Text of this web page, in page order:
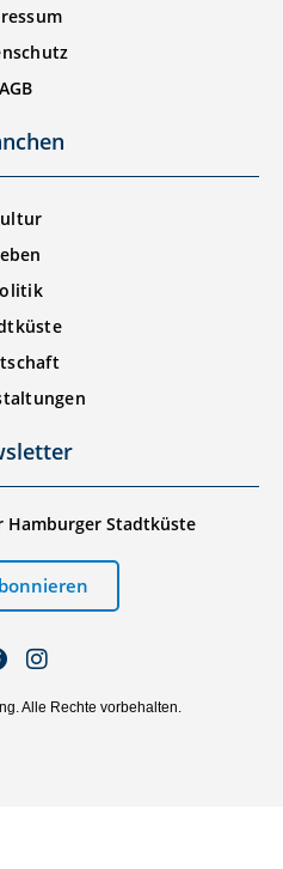
AGB
Hamburger Stadtküste
Alle Rechte vorbehalten.